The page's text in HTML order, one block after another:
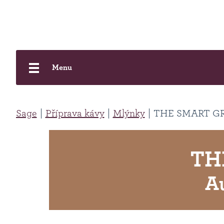
Menu
Sage Příprava kávy Mlýnky THE SMART